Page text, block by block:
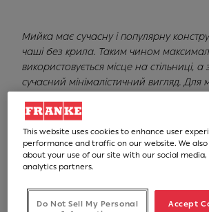
Мийка має сучасну і популярну
чаші без крила. Таким чином
використовується місце на стільниці,
сучасний мінімалістичний вигляд. Для
тому на робочій поверхні не буде
назбирується забруднення. Змішувач
аксесуари монтуються на стільниці,
маєте повну свободу в розміщенні та
приладів, які поєднує мийка.
надійна конструкція зливного клапану
відкривати та закривати злив мийки
This website uses cookies to enhance user
performance and traffic on our website. We
about your use of our site with our social
analytics partners.
Do Not Sell My Personal
Accept